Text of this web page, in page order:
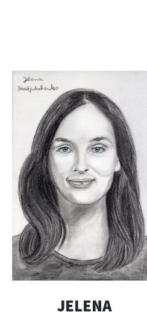
JELENA